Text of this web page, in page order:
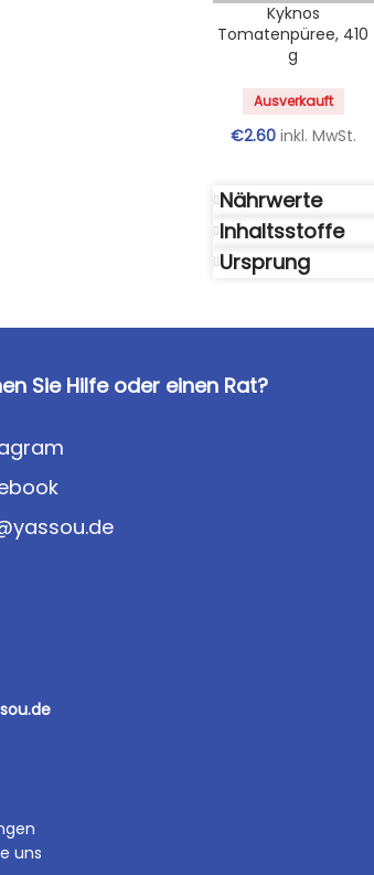
Kyknos
Tomatenpüree, 410
g
Ausverkauft
€2.60 inkl. MwSt.
Nährwerte
Inhaltsstoffe
Ursprung
Sie Hilfe oder einen Rat?
uns